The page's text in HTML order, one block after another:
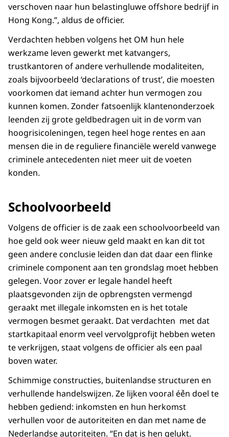
verschoven naar hun belastingluwe offshore bedrijf in
Hong Kong.”, aldus de officier.
Verdachten hebben volgens het OM hun hele
werkzame leven gewerkt met katvangers,
trustkantoren of andere verhullende modaliteiten,
zoals bijvoorbeeld ‘declarations of trust’, die moesten
voorkomen dat iemand achter hun vermogen zou
kunnen komen. Zonder fatsoenlijk klantenonderzoek
leenden zij grote geldbedragen uit in de vorm van
hoogrisicoleningen, tegen heel hoge rentes en aan
mensen die in de reguliere financiële wereld vanwege
criminele antecedenten niet meer uit de voeten
konden.
Schoolvoorbeeld
Volgens de officier is de zaak een schoolvoorbeeld van
hoe geld ook weer nieuw geld maakt en kan dit tot
geen andere conclusie leiden dan dat daar een flinke
criminele component aan ten grondslag moet hebben
gelegen. Voor zover er legale handel heeft
plaatsgevonden zijn de opbrengsten vermengd
geraakt met illegale inkomsten en is het totale
vermogen besmet geraakt. Dat verdachten met dat
startkapitaal enorm veel vervolgprofijt hebben weten
te verkrijgen, staat volgens de officier als een paal
boven water.
Schimmige constructies, buitenlandse structuren en
verhullende handelswijzen. Ze lijken vooral éٞén doel te
hebben gediend: inkomsten en hun herkomst
verhullen voor de autoriteiten en dan met name de
Nederlandse autoriteiten. “En dat is hen gelukt.